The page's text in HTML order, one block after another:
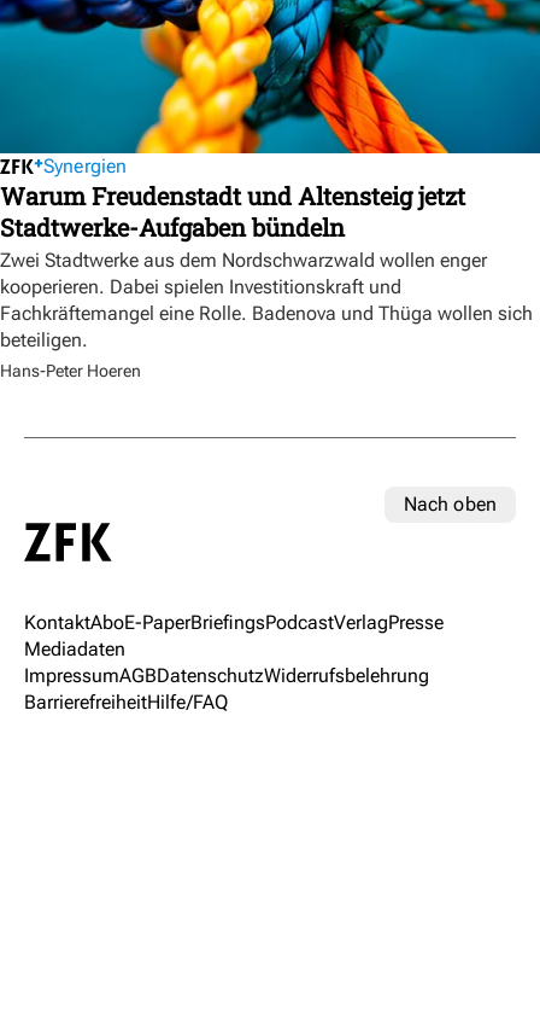
Synergien
Warum Freudenstadt und Altensteig jetzt
Stadtwerke-Aufgaben bündeln
Zwei Stadtwerke aus dem Nordschwarzwald wollen enger
kooperieren. Dabei spielen Investitionskraft und
Fachkräftemangel eine Rolle. Badenova und Thüga wollen sich
beteiligen.
Hans-Peter Hoeren
Nach oben
KontaktAboE-PaperBriefingsPodcastVerlagPresse
Mediadaten
ImpressumAGBDatenschutzWiderrufsbelehrung
BarrierefreiheitHilfe/FAQ